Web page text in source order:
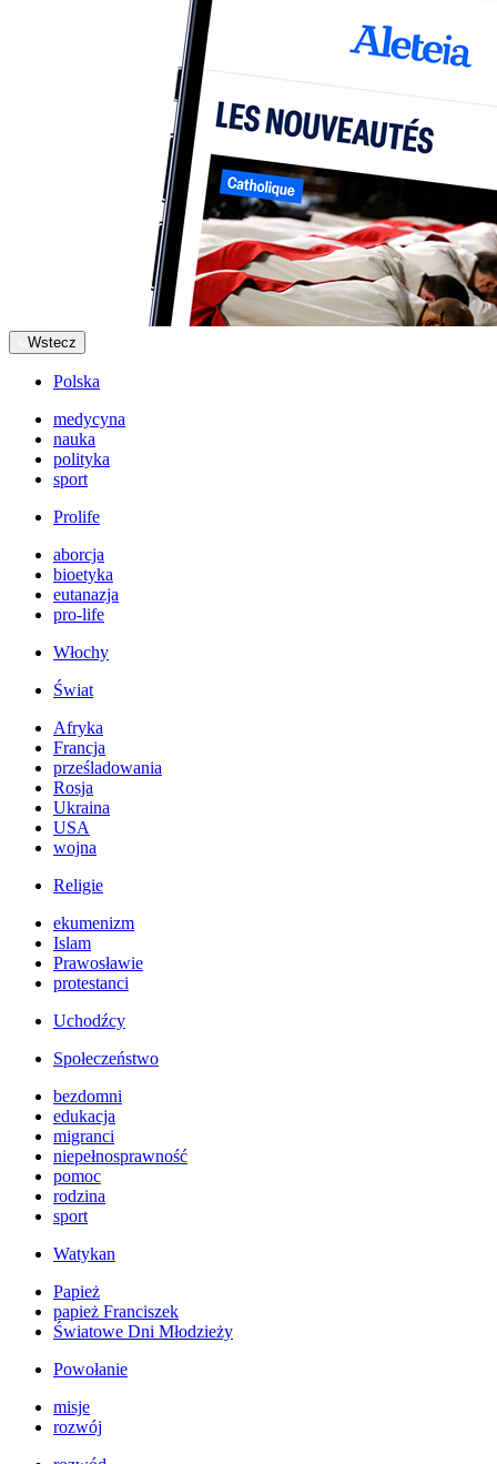
Wstecz
Polska
medycyna
nauka
polityka
sport
Prolife
aborcja
bioetyka
eutanazja
pro-life
Włochy
Świat
Afryka
Francja
prześladowania
Rosja
Ukraina
USA
wojna
Religie
ekumenizm
Islam
Prawosławie
protestanci
Uchodźcy
Społeczeństwo
bezdomni
edukacja
migranci
niepełnosprawność
pomoc
rodzina
sport
Watykan
Papież
papież Franciszek
Światowe Dni Młodzieży
Powołanie
misje
rozwój